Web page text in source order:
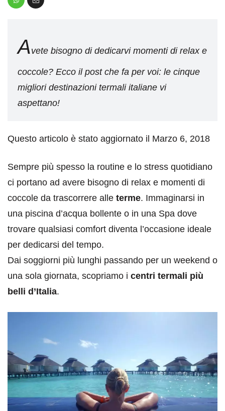
A vete bisogno di dedicarvi momenti di relax e
coccole? Ecco il post che fa per voi: le cinque
migliori destinazioni termali italiane vi
aspettano!
Questo articolo è stato aggiornato il Marzo 6, 2018
Sempre più spesso la routine e lo stress quotidiano
ci portano ad avere bisogno di relax e momenti di
coccole da trascorrere alle terme. Immaginarsi in
una piscina d’acqua bollente o in una Spa dove
trovare qualsiasi comfort diventa l’occasione ideale
per dedicarsi del tempo.
Dai soggiorni più lunghi passando per un weekend o
una sola giornata, scopriamo i centri termali più
belli d’Italia.